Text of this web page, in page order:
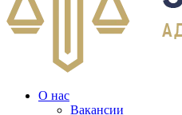
О нас
Вакансии